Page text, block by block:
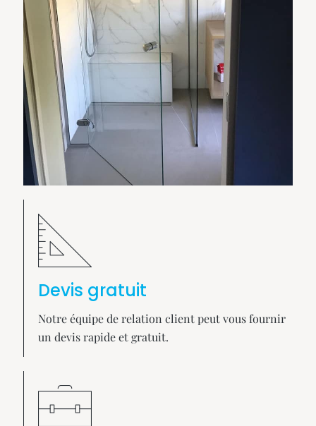
Devis gratuit
Notre équipe de relation client peut vous fournir
un devis rapide et gratuit.